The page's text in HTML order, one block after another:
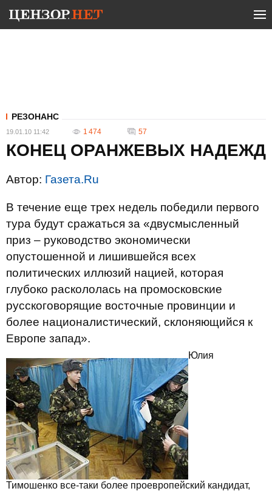
РЕЗОНАНС
19.01.10 11:42 1 474 57
КОНЕЦ ОРАНЖЕВЫХ НАДЕЖД
Автор: Газета.Ru
В течение еще трех недель победили первого
тура будут сражаться за «двусмысленный
приз – руководство экономически
опустошенной и лишившейся всех
политических иллюзий нацией, которая
глубоко раскололась на промосковские
русскоговорящие восточные провинции и
более националистический, склоняющийся к
Европе запад».
Юлия
Тимошенко все-таки более проевропейский кандидат,